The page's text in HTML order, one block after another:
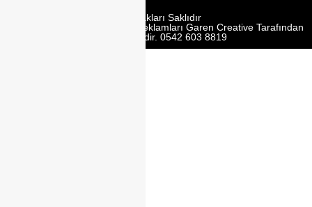
Tüm Hakları Saklıdır
Web Tasarım | Seo | Google Reklamları Garen Creative Tarafından
Yürütülmektedir. 0542 603 8819